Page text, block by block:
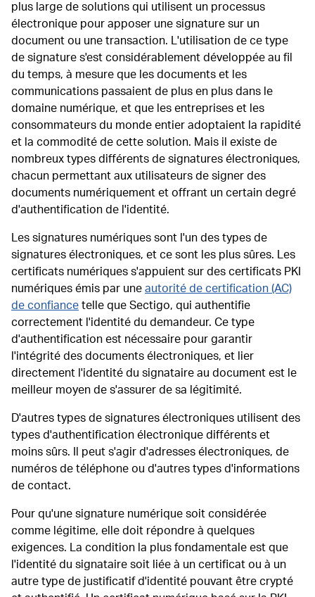
plus large de solutions qui utilisent un processus
électronique pour apposer une signature sur un
document ou une transaction. L'utilisation de ce type
de signature s'est considérablement développée au fil
du temps, à mesure que les documents et les
communications passaient de plus en plus dans le
domaine numérique, et que les entreprises et les
consommateurs du monde entier adoptaient la rapidité
et la commodité de cette solution. Mais il existe de
nombreux types différents de signatures électroniques,
chacun permettant aux utilisateurs de signer des
documents numériquement et offrant un certain degré
d'authentification de l'identité.
Les signatures numériques sont l'un des types de
signatures électroniques, et ce sont les plus sûres. Les
certificats numériques s'appuient sur des certificats PKI
numériques émis par une autorité de certification (AC)
de confiance telle que Sectigo, qui authentifie
correctement l'identité du demandeur. Ce type
d'authentification est nécessaire pour garantir
l'intégrité des documents électroniques, et lier
directement l'identité du signataire au document est le
meilleur moyen de s'assurer de sa légitimité.
D'autres types de signatures électroniques utilisent des
types d'authentification électronique différents et
moins sûrs. Il peut s'agir d'adresses électroniques, de
numéros de téléphone ou d'autres types d'informations
de contact.
Pour qu'une signature numérique soit considérée
comme légitime, elle doit répondre à quelques
exigences. La condition la plus fondamentale est que
l'identité du signataire soit liée à un certificat ou à un
autre type de justificatif d'identité pouvant être crypté